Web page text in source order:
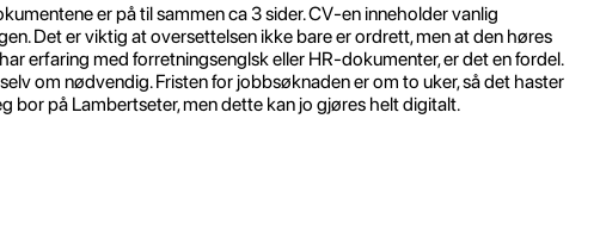
er på til sammen ca 3 sider. CV-en inneholder vanlig
Det er viktig at oversettelsen ikke bare er ordrett, men at den høres
erfaring med forretningsenglsk eller HR-dokumenter, er det en fordel.
om nødvendig. Fristen for jobbsøknaden er om to uker, så det haster
bor på Lambertseter, men dette kan jo gjøres helt digitalt.